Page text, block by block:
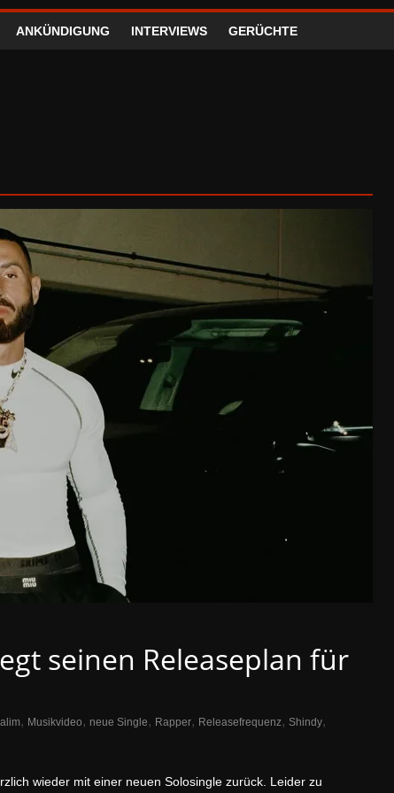
ANKÜNDIGUNG INTERVIEWS GERÜCHTE
seinen Releaseplan für
, Musikvideo, neue Single, Rapper, Releasefrequenz, Shindy,
wieder mit einer neuen Solosingle zurück. Leider zu